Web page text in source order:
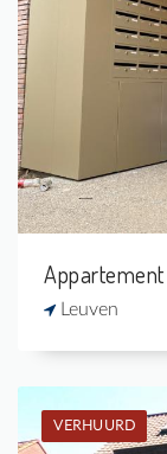
Appartement
Leuven
VERHUURD